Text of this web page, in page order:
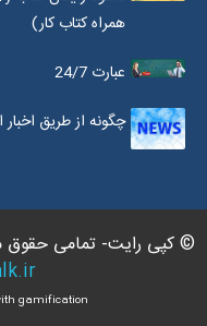
همراه کتاب کار)
عبارت 24/7
چگونه از طریق
© کپی رایت- تمامی حقوق
gamification